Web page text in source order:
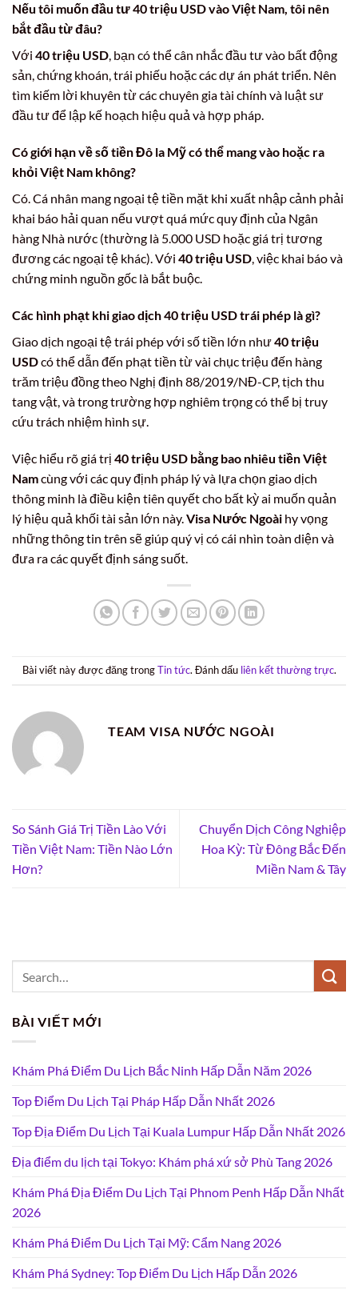
Nếu tôi muốn đầu tư40 triệu USDvào Việt Nam, tôi nên
bắt đầu từ đâu?
Với 40 triệu USD, bạn có thể cân nhắc đầu tư vào bất động
sản, chứng khoán, trái phiếu hoặc các dự án phát triển. Nên
tìm kiếm lời khuyên từ các chuyên gia tài chính và luật sư
đầu tư để lập kế hoạch hiệu quả và hợp pháp.
Có giới hạn về số tiềnĐô la Mỹcó thể mang vào hoặc ra
khỏi Việt Nam không?
Có. Cá nhân mang ngoại tệ tiền mặt khi xuất nhập cảnh phải
khai báo hải quan nếu vượt quá mức quy định của Ngân
hàng Nhà nước (thường là 5.000 USD hoặc giá trị tương
đương các ngoại tệ khác). Với 40 triệu USD, việc khai báo và
chứng minh nguồn gốc là bắt buộc.
Các hình phạt khi giao dịch40 triệu USDtrái phép là gì?
Giao dịch ngoại tệ trái phép với số tiền lớn như40 triệu
USDcó thể dẫn đến phạt tiền từ vài chục triệu đến hàng
trăm triệu đồng theo Nghị định 88/2019/NĐ-CP, tịch thu
tang vật, và trong trường hợp nghiêm trọng có thể bị truy
cứu trách nhiệm hình sự.
Việc hiểu rõ giá trị 40 triệu USD bằng bao nhiêu tiền Việt
Namcùng với các quy định pháp lý và lựa chọn giao dịch
thông minh là điều kiện tiên quyết cho bất kỳ ai muốn quản
lý hiệu quả khối tài sản lớn này. Visa Nước Ngoài hy vọng
những thông tin trên sẽ giúp quý vị có cái nhìn toàn diện và
đưa ra các quyết định sáng suốt.
Bài viết này được đăng trongTin tức. Đánh dấu liên kết thường trực.
TEAM VISA NƯỚC NGOÀI
So Sánh Giá Trị Tiền Lào Với
Tiền Việt Nam: Tiền Nào Lớn
Hơn?
Chuyển Dịch Công Nghiệp
Hoa Kỳ: Từ Đông Bắc Đến
Miền Nam & Tây
BÀI VIẾT MỚI
Khám Phá Điểm Du Lịch Bắc Ninh Hấp Dẫn Năm 2026
Top Điểm Du Lịch Tại Pháp Hấp Dẫn Nhất 2026
Top Địa Điểm Du Lịch Tại Kuala Lumpur Hấp Dẫn Nhất 2026
Địa điểm du lịch tại Tokyo: Khám phá xứ sở Phù Tang 2026
Khám Phá Địa Điểm Du Lịch Tại Phnom Penh Hấp Dẫn Nhất
2026
Khám Phá Điểm Du Lịch Tại Mỹ: Cẩm Nang 2026
Khám Phá Sydney: Top Điểm Du Lịch Hấp Dẫn 2026